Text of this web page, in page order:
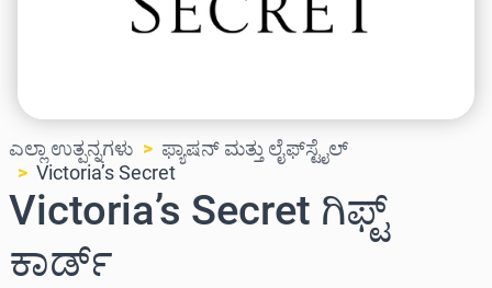
ಎಲ್ಲಾ ಉತ್ಪನ್ನಗಳು
ಫ್ಯಾಷನ್ ಮತ್ತು ಲೈಫ್‌ಸ್ಟೈಲ್
Victoria’s Secret
Victoria’s Secret ಗಿಫ್ಟ್
ಕಾರ್ಡ್